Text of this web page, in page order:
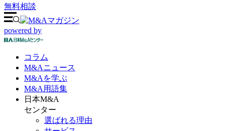
無料相談
powered by
コラム
M&Aニュース
M&Aを学ぶ
M&A 用語集
日本M&A
センター
選ばれる理由